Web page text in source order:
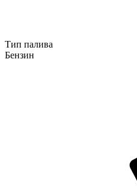
Тип палива
Бензин